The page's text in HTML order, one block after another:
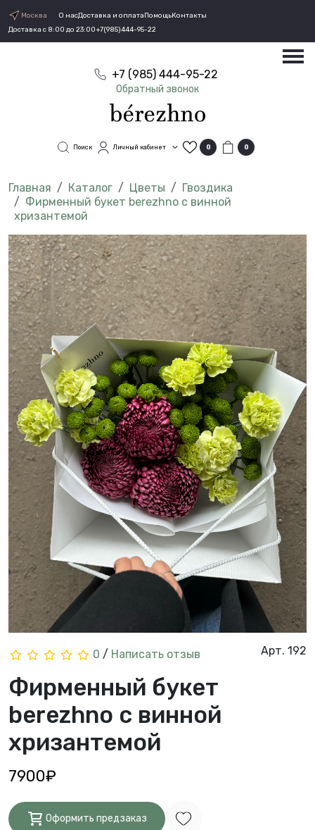
Москва О насДоставка и оплатаПомощьКонтакты
Доставка с 8:00 до 23:00+7(985)444-95-22
+7 (985) 444-95-22
Обратный звонок
Поиск Личный кабинет 0 0
Каталог Цветы
Гвоздика
Фирменный букет berezhno с винной
хризантемой
0 / Написать отзыв Арт. 192
Фирменный букет
berezhno с винной
хризантемой
7900₽
Оформить предзаказ